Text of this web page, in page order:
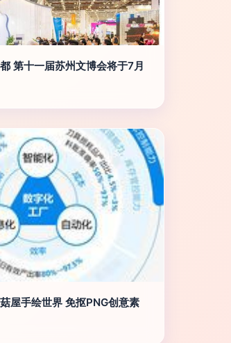
第十一届苏州文博会将于7月
屋手绘世界 免抠PNG创意素